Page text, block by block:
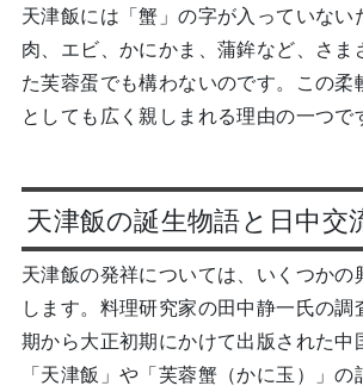
天津飯には「蟹」の字が入っていない
肉、エビ、かにかま、蒲鉾など、さま
た芙蓉蛋でも構わないのです。この柔
としても広く親しまれる理由の一つで
天津飯の誕生物語と日中交
天津飯の発祥については、いくつかの
します。料理研究家の田中静一氏の
期から大正初期にかけて出版された中
「天津飯」や「芙蓉蟹（かに玉）」